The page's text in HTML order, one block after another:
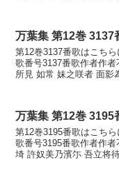
万葉集 第12巻 3137
第12巻3137番歌はこち
歌番号3137番歌作者作
所見 如常 妹之咲者 面影
万葉集 第12巻 3195
第12巻3195番歌はこち
歌番号3195番歌作者作
埼 許奴美乃濱尓 吾立将